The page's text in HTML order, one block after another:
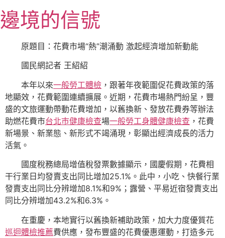
至
主
邊境的信號
原題目：花費市場“熱”潮涌動 激起經濟增加新動能
國民網記者 王紹紹
本年以來一般勞工體檢 ，跟著年夜範圍促花費政策的落
地顯效，花費範圍連續擴展。近期，花費市場熱門紛呈，豐
盛的文旅運動帶動花費增加，以舊換新、發放花費券等辦法
助燃花費市台北巿健康檢查場一般勞工身體健康檢查 ，花費
新場景、新業態、新形式不竭涌現，彰顯出經濟成長的活力
活氣。
國度稅務總局增值稅發票數據顯示，國慶假期，花費相
干行業日均發賣支出同比增加25.1%。此中，小吃、快餐行業
發賣支出同比分辨增加8.1%和9%；露營、平易近宿發賣支出
同比分辨增加43.2%和6.3%。
在重慶，本地實行以舊換新補助政策，加大力度優質花
巡迴體檢推薦費供應，發布豐盛的花費優惠運動，打造多元